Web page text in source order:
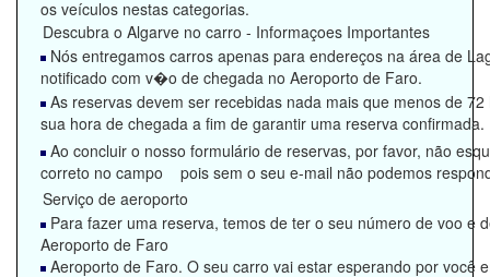
os veículos nestas categorias.
Descubra o Algarve no carro - Informaçoes Importantes
Nós entregamos carros apenas para endereços na área de
notificado com v�o de chegada no Aeroporto de Faro.
As reservas devem ser recebidas nada mais que menos de
sua hora de chegada a fim de garantir uma reserva confirmada.
Ao concluir o nosso formulário de reservas, por favor, não
correto no campo pois sem o seu e-mail não podemos
Serviço de aeroporto
Para fazer uma reserva, temos de ter o seu número de voo e
Aeroporto de Faro
Aeroporto de Faro. O seu carro vai estar esperando por você